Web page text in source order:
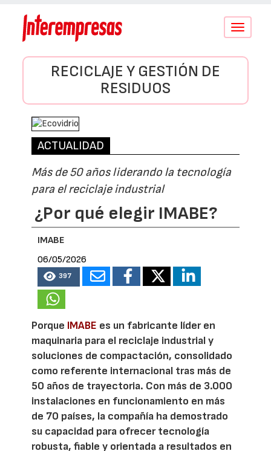
Conmutar
RECICLAJE Y GESTIÓN DE
RESIDUOS
ACTUALIDAD
Más de 50 años liderando la tecnología
para el reciclaje industrial
¿Por qué elegir IMABE?
IMABE
06/05/2026
397
Porque IMABE es un fabricante líder en
maquinaria para el reciclaje industrial y
soluciones de compactación, consolidado
como referente internacional tras más de
50 años de trayectoria. Con más de 3.000
instalaciones en funcionamiento en más
de 70 países, la compañía ha demostrado
su capacidad para ofrecer tecnología
robusta, fiable y orientada a resultados en